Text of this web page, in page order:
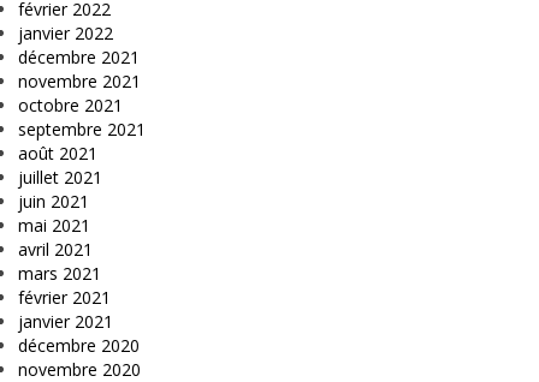
février 2022
janvier 2022
décembre 2021
novembre 2021
octobre 2021
septembre 2021
août 2021
juillet 2021
juin 2021
mai 2021
avril 2021
mars 2021
février 2021
janvier 2021
décembre 2020
novembre 2020